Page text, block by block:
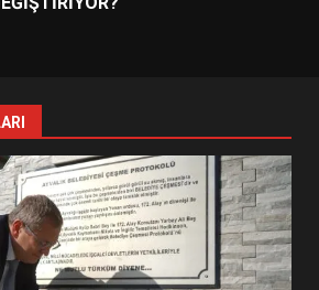
YÖNETİM NASIL
AYVALIK SU MİRASI İÇİN
HAREKETE GEÇİYOR: GÖZLER
BULUŞMADA